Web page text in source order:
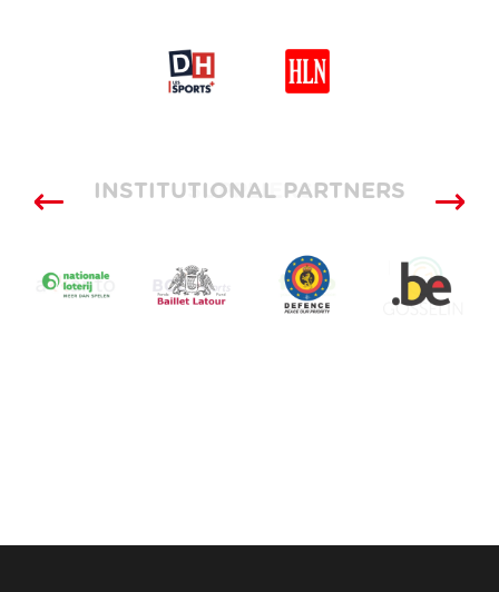
SUPPLIERS
INSTITUTIONAL PARTNERS